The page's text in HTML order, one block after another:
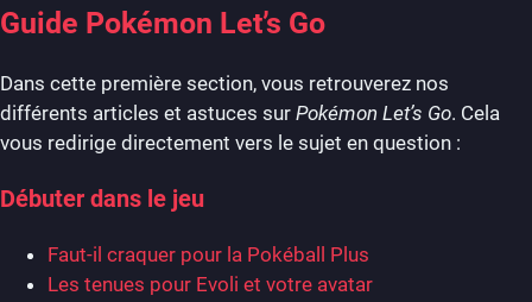
Guide Pokémon Let’s Go
Dans cette première section, vous retrouverez nos
différents articles et astuces sur Pokémon Let’s Go. Cela
vous redirige directement vers le sujet en question :
Débuter dans le jeu
Faut-il craquer pour la Pokéball Plus
Les tenues pour Evoli et votre avatar